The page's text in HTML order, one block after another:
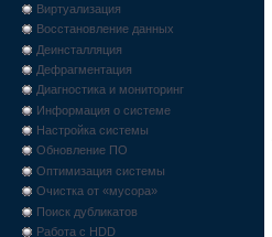
Виртуализация
Восстановление данных
Деинсталляция
Дефрагментация
Диагностика и мониторинг
Информация о системе
Настройка системы
Обновление ПО
Оптимизация системы
Очистка от «мусора»
Поиск дубликатов
Работа с HDD